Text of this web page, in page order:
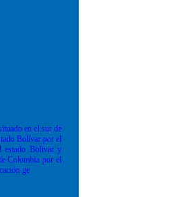
en el sur de
Bolívar por el
estado Bolívar y
Colombia por el
ge